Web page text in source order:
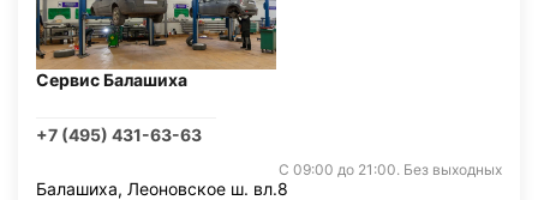
Сервис Балашиха
+7 (495) 431-63-63
С 09:00 до 21:00. Без выходных
Балашиха, Леоновское ш. вл.8